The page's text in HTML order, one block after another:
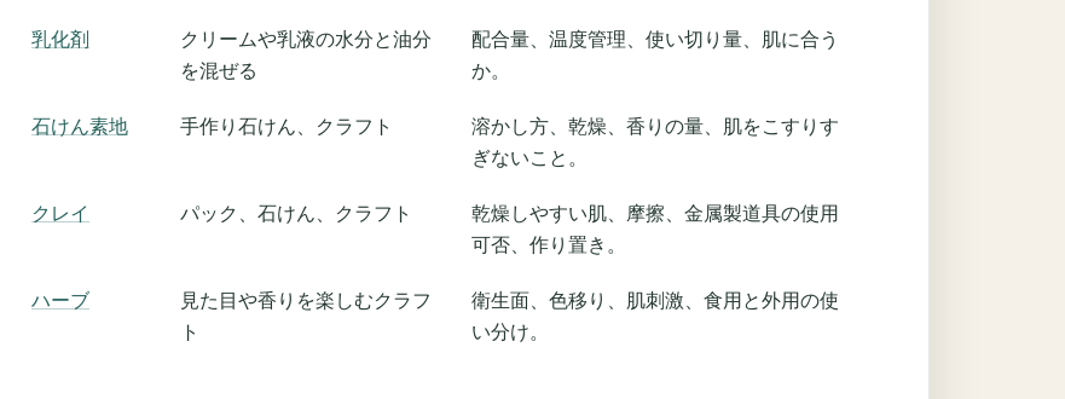
乳化剤
クリームや乳液の水分と油分
を混ぜる
配合量、温度管理、使い切り量、肌に合う
か。
石けん素地 手作り石けん、クラフト
溶かし方、乾燥、香りの量、肌をこすりす
ぎないこと。
クレイ パック、石けん、クラフト
乾燥しやすい肌、摩擦、金属製道具の使用
可否、作り置き。
ハーブ
見た目や香りを楽しむクラフ
ト
衛生面、色移り、肌刺激、食用と外用の使
い分け。